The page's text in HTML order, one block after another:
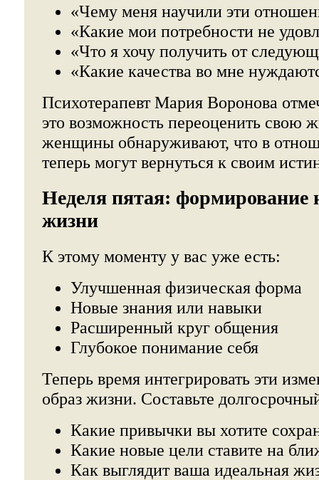
«Чему меня научили эти
«Какие мои потребности не
«Что я хочу получить от
«Какие качества во мне
Психотерапевт Мария Воронова
это возможность переоценить свою
женщины обнаруживают, что в
теперь могут вернуться к своим
Неделя пятая: формирование
жизни
К этому моменту у вас уже есть:
Улучшенная физическая форма
Новые знания или навыки
Расширенный круг общения
Глубокое понимание себя
Теперь время интегрировать эти
образ жизни. Составьте
Какие привычки вы хотите
Какие новые цели ставите на
Как выглядит ваша идеальная